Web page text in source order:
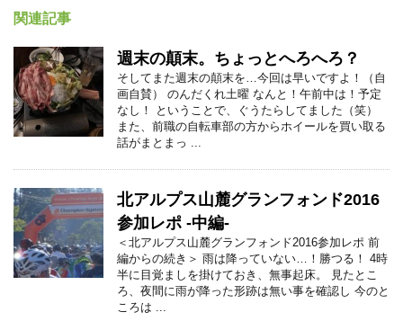
関連記事
週末の顛末。ちょっとへろへろ？
そしてまた週末の顛末を…今回は早いですよ！（自
画自賛） のんだくれ土曜 なんと！午前中は！予定
なし！ ということで、ぐうたらしてました（笑）
また、前職の自転車部の方からホイールを買い取る
話がまとまっ ...
北アルプス山麓グランフォンド2016
参加レポ -中編-
＜北アルプス山麓グランフォンド2016参加レポ 前
編からの続き＞ 雨は降っていない…！勝つる！ 4時
半に目覚ましを掛けておき、無事起床。 見たとこ
ろ、夜間に雨が降った形跡は無い事を確認し 今のと
ころは ...